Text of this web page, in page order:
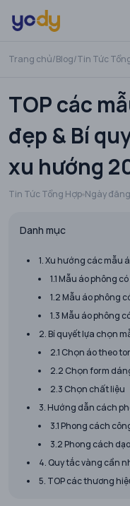
Trang chủ/Blog/Tin Tức
TOP các
đẹp & Bí
xu hướng
Tin Tức Tổng Hợp Ngày
Danh mục
1. Xu hướng các mẫu
1.1 Mẫu áo phông
1.2 Mẫu áo phông
1.3 Mẫu áo phông
2. Bí quyết lựa chọn
2.1 Chọn áo theo
2.2 Chọn form
2.3 Chọn chất liệu
3. Hướng dẫn cách
3.1 Phong cách
3.2 Phong cách
4. Quy tắc vàng cần
5. TOP các thương